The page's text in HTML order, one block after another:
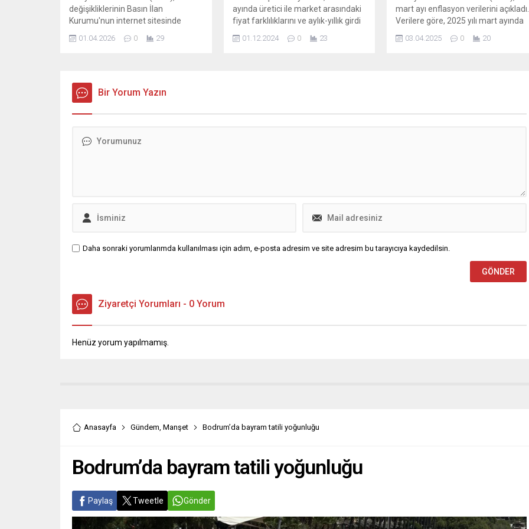
değişikliklerinin Basın İlan
Kurumu'nun internet sitesinde
duyurulmasını öngören kanun
hükmünü Anayasa’ya aykırı bularak
01.04.2026 0 29
ayında üretici ile market arasındaki
fiyat farklılıklarını ve aylık-yıllık girdi
fiyatlarındaki değişimlere ilişkin
yazılı açıklama yaptı. ÜRETİCİ VE
01.12.2024 0 23
mart ayı enflasyon verilerini açıkladı.
Verilere göre, 2025 yılı mart ayında
Tüketici Fiyat Endeksi (TÜFE) bir
önceki aya göre yüzde 2,46 olurken
03.04.2025 0 20
Bir Yorum Yazın
Daha sonraki yorumlarımda kullanılması için adım, e-posta adresim ve site adresim bu tarayıcıya kaydedilsin.
Ziyaretçi Yorumları - 0 Yorum
Henüz yorum yapılmamış.
Anasayfa Gündem, Manşet Bodrum’da bayram tatili yoğunluğu
Bodrum’da bayram tatili yoğunluğu
Paylaş Tweetle Gönder